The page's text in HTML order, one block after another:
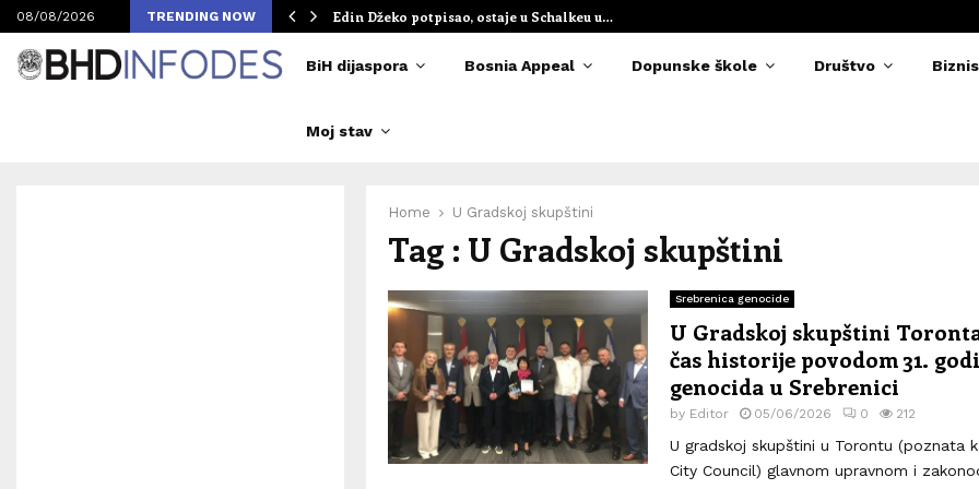
08/08/2026 TRENDING NOW
Merlinovih koncerata Edin Džeko potpisao, ostaje u Schalkeu u…
BiH dijaspora Bosnia Appeal Dopunske škole Društvo Biznis
Moj stav
Home U Gradskoj skupštini
Tag : U Gradskoj skupštini
Srebrenica genocide
U Gradskoj skupštini
čas historije povodom 31.
genocida u Srebrenici
by Editor 05/06/2026 0 212
U gradskoj skupštini u Torontu (poznata
City Council) glavnom upravnom i